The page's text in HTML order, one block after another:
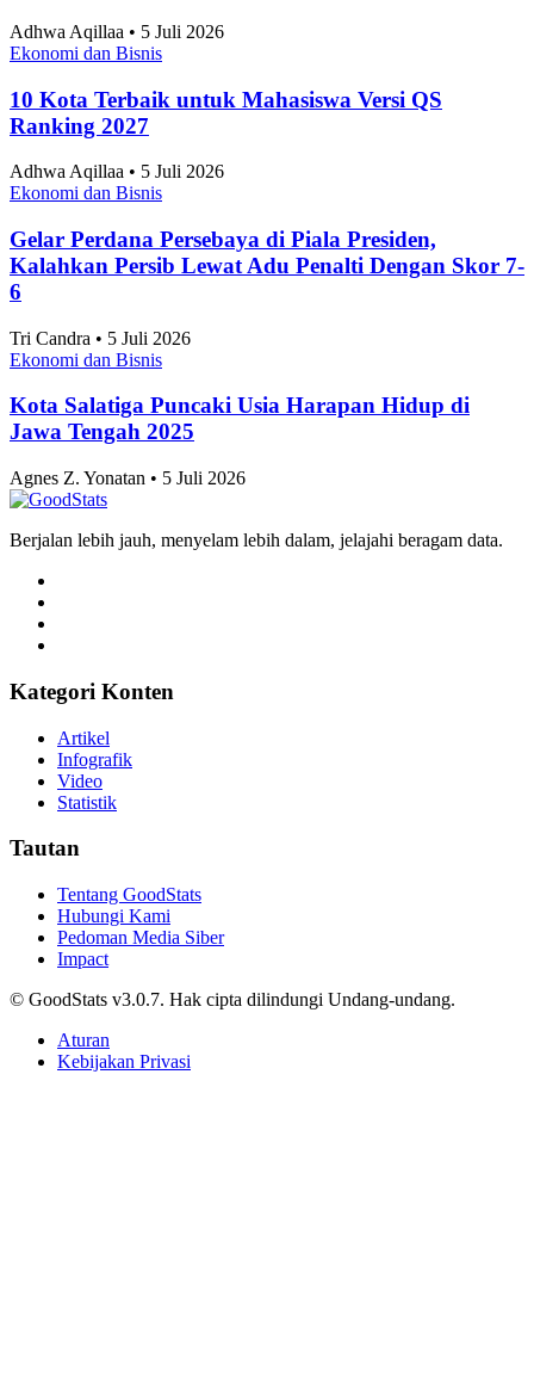
Adhwa Aqillaa • 5 Juli 2026
Ekonomi dan Bisnis
10 Kota Terbaik untuk Mahasiswa Versi QS
Ranking 2027
Adhwa Aqillaa • 5 Juli 2026
Ekonomi dan Bisnis
Gelar Perdana Persebaya di Piala Presiden,
Kalahkan Persib Lewat Adu Penalti Dengan Skor 7-
6
Tri Candra • 5 Juli 2026
Ekonomi dan Bisnis
Kota Salatiga Puncaki Usia Harapan Hidup di
Jawa Tengah 2025
Agnes Z. Yonatan • 5 Juli 2026
Berjalan lebih jauh, menyelam lebih dalam, jelajahi beragam data.
Kategori Konten
Artikel
Infografik
Video
Statistik
Tautan
Tentang GoodStats
Hubungi Kami
Pedoman Media Siber
Impact
© GoodStats v3.0.7. Hak cipta dilindungi Undang-undang.
Aturan
Kebijakan Privasi